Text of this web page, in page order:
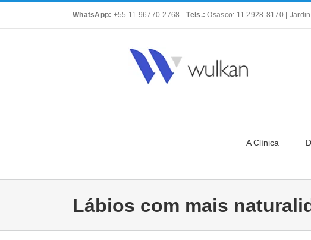
WhatsApp: +55 11 96770-2768 -Tels.: Osasco: 11 2928-8170 |
A Clínica
Lábios com mais